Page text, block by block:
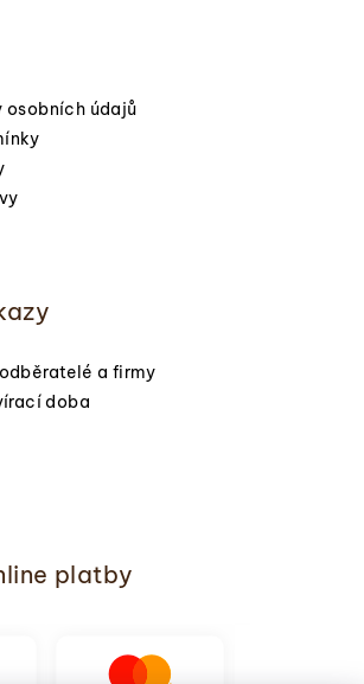
osobních údajů
a firmy
doba
platby